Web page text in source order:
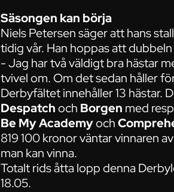
Säsongen kan börja
Niels Petersen säger att hans
tidig vår. Han hoppas att
- Jag har två väldigt bra hästar
tvivel om. Om det sedan håller
Derbyfältet innehåller 13 hästar.
Despatchoch Borgen med
Be My Academyoch
819 100 kronor väntar vinnaren
man kan vinna.
Totalt rids åtta lopp denna
18.05.